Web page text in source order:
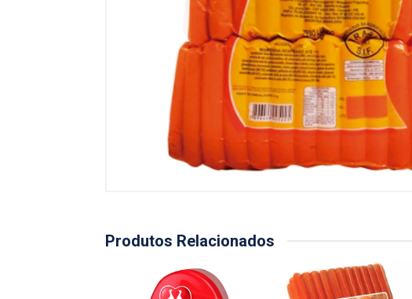
Produtos Relacionados